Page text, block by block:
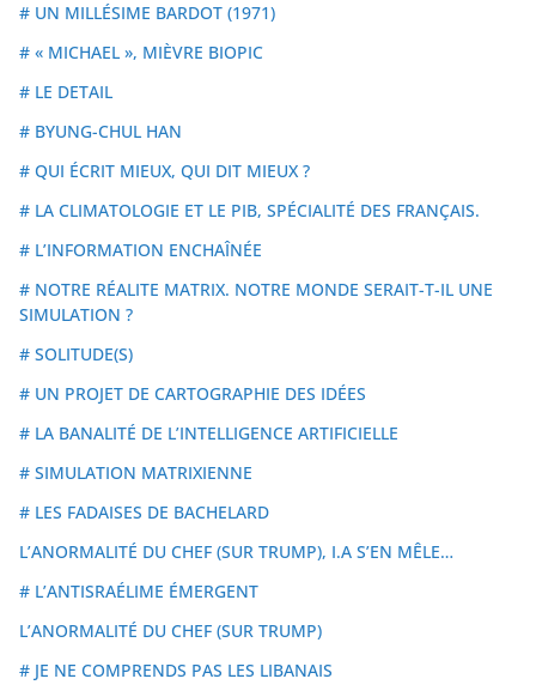
# UN MILLÉSIME BARDOT (1971)
# « MICHAEL », MIÈVRE BIOPIC
# LE DETAIL
# BYUNG-CHUL HAN
# QUI ÉCRIT MIEUX, QUI DIT MIEUX ?
# LA CLIMATOLOGIE ET LE PIB, SPÉCIALITÉ DES FRANÇAIS.
# L’INFORMATION ENCHAÎNÉE
# NOTRE RÉALITE MATRIX. NOTRE MONDE SERAIT-T-IL UNE
SIMULATION ?
# SOLITUDE(S)
# UN PROJET DE CARTOGRAPHIE DES IDÉES
# LA BANALITÉ DE L’INTELLIGENCE ARTIFICIELLE
# SIMULATION MATRIXIENNE
# LES FADAISES DE BACHELARD
L’ANORMALITÉ DU CHEF (SUR TRUMP), I.A S’EN MÊLE…
# L’ANTISRAÉLIME ÉMERGENT
L’ANORMALITÉ DU CHEF (SUR TRUMP)
# JE NE COMPRENDS PAS LES LIBANAIS